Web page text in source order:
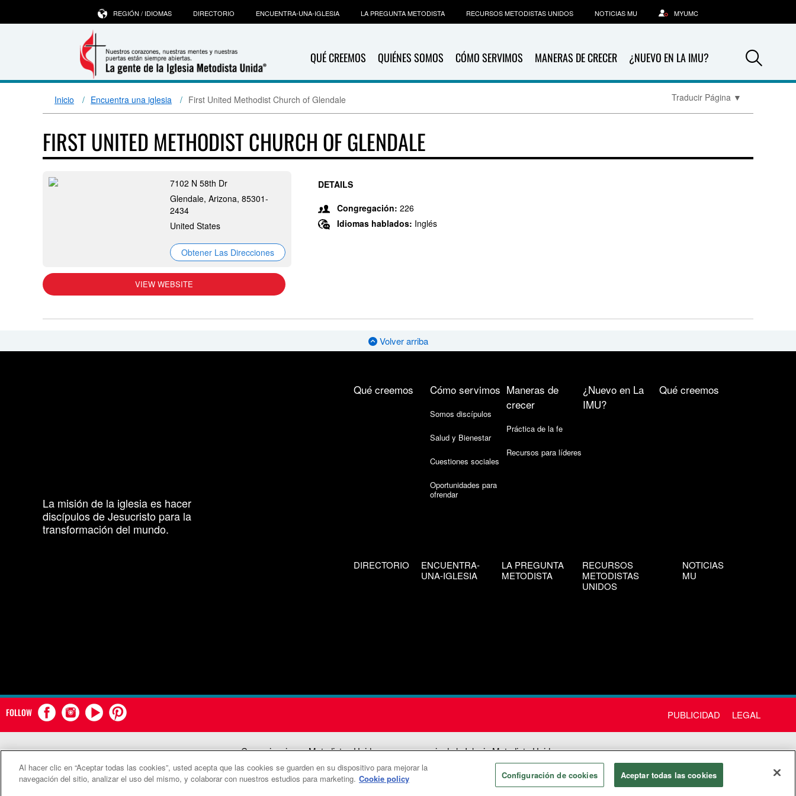
QUÉ CREEMOS QUIÉNES SOMOS CÓMO SERVIMOS MANERAS DE CRECER ¿NUEVO EN LA IMU?
REGIÓN / IDIOMAS DIRECTORIO ENCUENTRA-UNA-IGLESIA LA PREGUNTA METODISTA RECURSOS METODISTAS UNIDOS NOTICIAS MU MYUMC
Inicio Encuentra una iglesia First United Methodist Church of Glendale Traducir Página ▼
FIRST UNITED METHODIST CHURCH OF GLENDALE
7102 N 58th Dr
Glendale, Arizona, 85301-
2434
United States
Obtener Las Direcciones
VIEW WEBSITE
DETAILS
Congregación: 226
Idiomas hablados: Inglés
Volver arriba
La misión de la iglesia es hacer
discípulos de Jesucristo para la
transformación del mundo.
Qué creemos Cómo servimos
Somos discípulos
Salud y Bienestar
Cuestiones sociales
Oportunidades para
ofrendar
Maneras de
crecer
Práctica de la fe
Recursos para líderes
¿Nuevo en La
IMU?
Qué creemos
DIRECTORIO
ENCUENTRA-
UNA-IGLESIA
LA PREGUNTA
METODISTA
RECURSOS
METODISTAS
UNIDOS
NOTICIAS
MU
FOLLOW PUBLICIDAD LEGAL
Comunicaciones Metodistas Unidas es una agencia de la Iglesia Metodista Unida
©2026 Comunicaciones Metodistas Unidas. Reservados todos los derechos
Al hacer clic en “Aceptar todas las cookies”, usted acepta que las cookies se guarden en su dispositivo para mejorar la
navegación del sitio, analizar el uso del mismo, y colaborar con nuestros estudios para marketing. Cookie policy Configuración de cookies Aceptar todas las cookies